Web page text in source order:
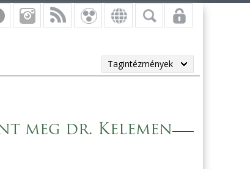
Tagintézmények
meg dr. Kelemen